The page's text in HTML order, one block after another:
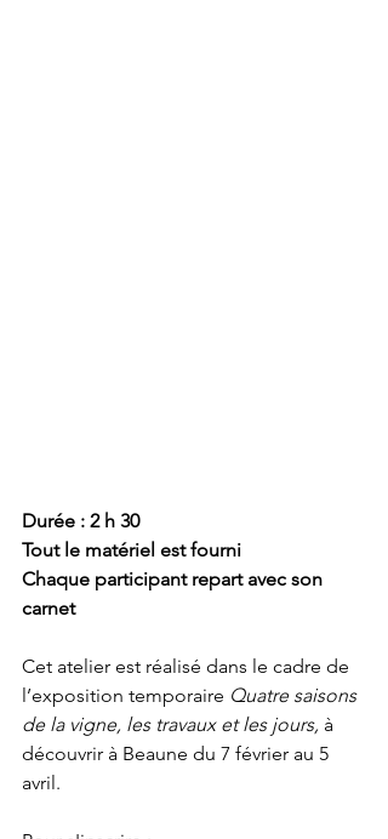
Durée : 2 h 30
Tout le matériel est fourni
Chaque participant repart avec son
carnet
Cet atelier est réalisé dans le cadre de
l’exposition temporaire Quatre saisons
de la vigne, les travaux et les jours, à
découvrir à Beaune du 7 février au 5
avril.